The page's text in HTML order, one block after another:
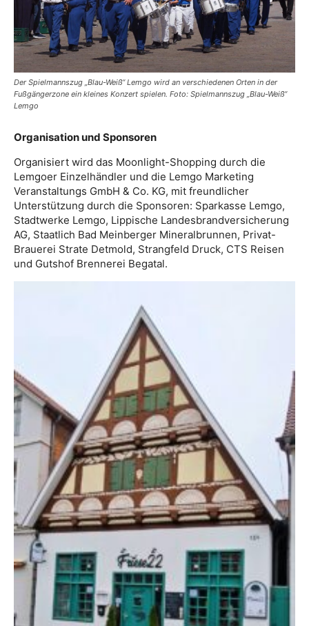
Der Spielmannszug „Blau-Weiß“ Lemgo wird an verschiedenen Orten in der
Fußgängerzone ein kleines Konzert spielen. Foto: Spielmannszug „Blau-Weiß“
Lemgo
Organisation und Sponsoren
Organisiert wird das Moonlight-Shopping durch die
Lemgoer Einzelhändler und die Lemgo Marketing
Veranstaltungs GmbH & Co. KG, mit freundlicher
Unterstützung durch die Sponsoren: Sparkasse Lemgo,
Stadtwerke Lemgo, Lippische Landesbrandversicherung
AG, Staatlich Bad Meinberger Mineralbrunnen, Privat-
Brauerei Strate Detmold, Strangfeld Druck, CTS Reisen
und Gutshof Brennerei Begatal.